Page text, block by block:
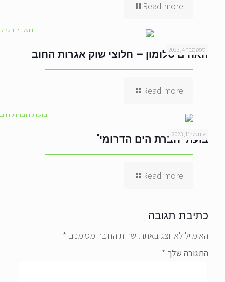
Read more
ספטמבר 4, 2023
האחים סלומון – חלוצי שוק אגרות החוב
Read more
אוגוסט 11, 2023
בועת "חברת הים הדרומי"
Read more
כתיבת תגובה
האימייל לא יוצג באתר. שדות החובה מסומנים *
התגובה שלך *